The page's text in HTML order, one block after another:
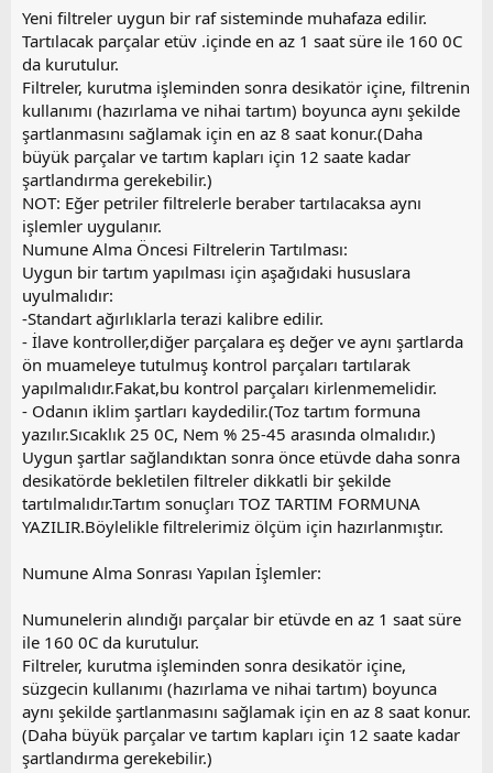
Yeni filtreler uygun bir raf sisteminde muhafaza edilir.
Tartılacak parçalar etüv .içinde en az 1 saat süre ile 160 0C
da kurutulur.
Filtreler, kurutma işleminden sonra desikatör içine, filtrenin
kullanımı (hazırlama ve nihai tartım) boyunca aynı şekilde
şartlanmasını sağlamak için en az 8 saat konur.(Daha
büyük parçalar ve tartım kapları için 12 saate kadar
şartlandırma gerekebilir.)
NOT: Eğer petriler filtrelerle beraber tartılacaksa aynı
işlemler uygulanır.
Numune Alma Öncesi Filtrelerin Tartılması:
Uygun bir tartım yapılması için aşağıdaki hususlara
uyulmalıdır:
-Standart ağırlıklarla terazi kalibre edilir.
- İlave kontroller,diğer parçalara eş değer ve aynı şartlarda
ön muameleye tutulmuş kontrol parçaları tartılarak
yapılmalıdır.Fakat,bu kontrol parçaları kirlenmemelidir.
- Odanın iklim şartları kaydedilir.(Toz tartım formuna
yazılır.Sıcaklık 25 0C, Nem % 25-45 arasında olmalıdır.)
Uygun şartlar sağlandıktan sonra önce etüvde daha sonra
desikatörde bekletilen filtreler dikkatli bir şekilde
tartılmalıdır.Tartım sonuçları TOZ TARTIM FORMUNA
YAZILIR.Böylelikle filtrelerimiz ölçüm için hazırlanmıştır.
Numune Alma Sonrası Yapılan İşlemler:
Numunelerin alındığı parçalar bir etüvde en az 1 saat süre
ile 160 0C da kurutulur.
Filtreler, kurutma işleminden sonra desikatör içine,
süzgecin kullanımı (hazırlama ve nihai tartım) boyunca
aynı şekilde şartlanmasını sağlamak için en az 8 saat konur.
(Daha büyük parçalar ve tartım kapları için 12 saate kadar
şartlandırma gerekebilir.)